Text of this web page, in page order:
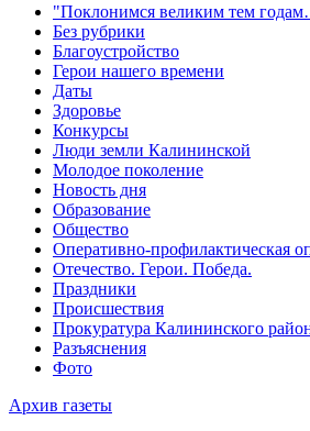
"Поклонимся великим тем
Без рубрики
Благоустройство
Герои нашего времени
Даты
Здоровье
Конкурсы
Люди земли Калининской
Молодое поколение
Новость дня
Образование
Общество
Оперативно-профилактическая
Отечество. Герои. Победа.
Праздники
Происшествия
Прокуратура Калининского
Разъяснения
Фото
Архив газеты